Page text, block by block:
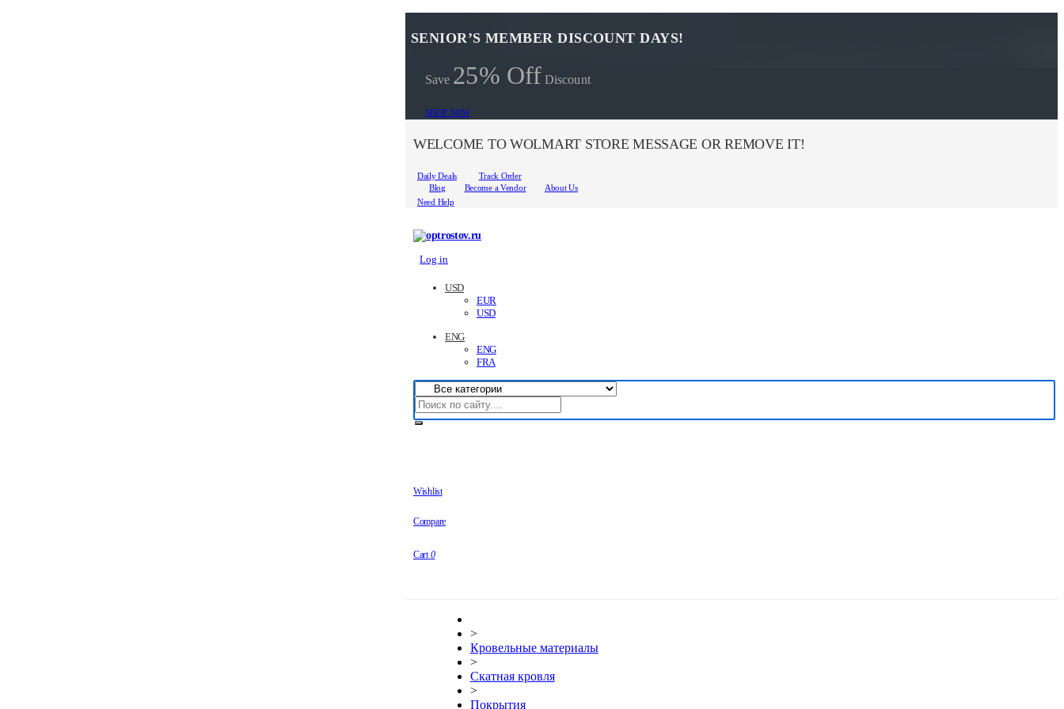
SENIOR’S MEMBER DISCOUNT DAYS!
Save 25% Off Discount
SHOP NOW
WELCOME TO WOLMART STORE MESSAGE OR REMOVE IT!
Daily Deals
Track Order
Blog
Become a Vendor
About Us
Need Help
Log in
USD
EUR
USD
ENG
ENG
FRA
Wishlist
Compare
Cart 0
>
Кровельные материалы
>
Скатная кровля
>
Покрытия